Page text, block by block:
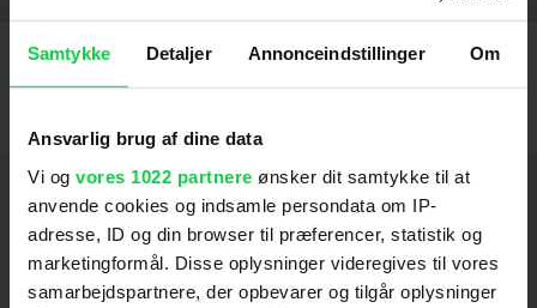
Samtykke Detaljer Annonceindstillinger Om
Ansvarlig brug af dine data
Vi og vores 1022 partnere ønsker dit samtykke til at
anvende cookies og indsamle persondata om IP-
adresse, ID og din browser til præferencer, statistik og
marketingformål. Disse oplysninger videregives til vores
samarbejdspartnere, der opbevarer og tilgår oplysninger
Hold dig opdateret
Send